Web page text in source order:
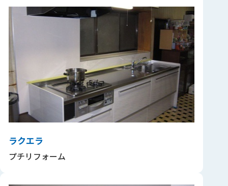
ラクエラ
プチリフォーム